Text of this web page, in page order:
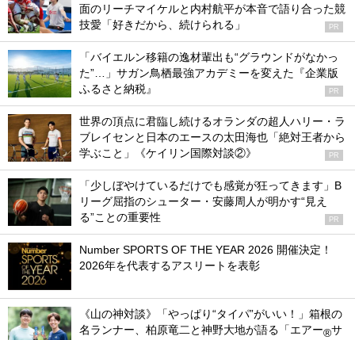
面のリーチマイケルと内村航平が本音で語り合った競
技愛「好きだから、続けられる」
PR
「バイエルン移籍の逸材輩出も“グラウンドがなかっ
た”…」サガン鳥栖最強アカデミーを変えた『企業版
ふるさと納税』
PR
世界の頂点に君臨し続けるオランダの超人ハリー・ラ
ブレイセンと日本のエースの太田海也「絶対王者から
学ぶこと」《ケイリン国際対談②》
PR
「少しぼやけているだけでも感覚が狂ってきます」B
リーグ屈指のシューター・安藤周人が明かす“見え
る”ことの重要性
PR
Number SPORTS OF THE YEAR 2026 開催決定！
2026年を代表するアスリートを表彰
《山の神対談》「やっぱり“タイパ”がいい！」箱根の
名ランナー、柏原竜二と神野大地が語る「エアー®サ